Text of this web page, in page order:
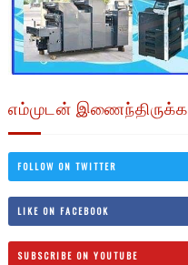
எம்முடன் இணைந்திருக்க
FOLLOW ON TWITTER
LIKE ON FACEBOOK
SUBSCRIBE ON YOUTUBE